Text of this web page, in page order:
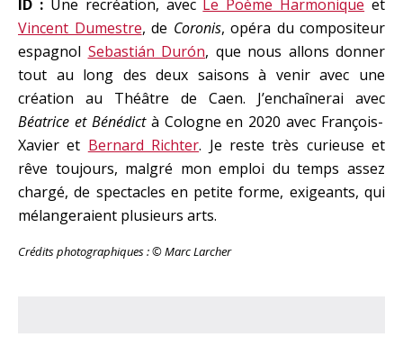
ID :Une recréation, avec Le Poème Harmonique et
Vincent Dumestre, de Coronis, opéra du compositeur
espagnol Sebastián Durón, que nous allons donner
tout au long des deux saisons à venir avec une
création au Théâtre de Caen. J’enchaînerai avec
Béatrice et Bénédictà Cologne en 2020 avec François-
Xavier et Bernard Richter. Je reste très curieuse et
rêve toujours, malgré mon emploi du temps assez
chargé, de spectacles en petite forme, exigeants, qui
mélangeraient plusieurs arts.
Crédits photographiques : © Marc Larcher